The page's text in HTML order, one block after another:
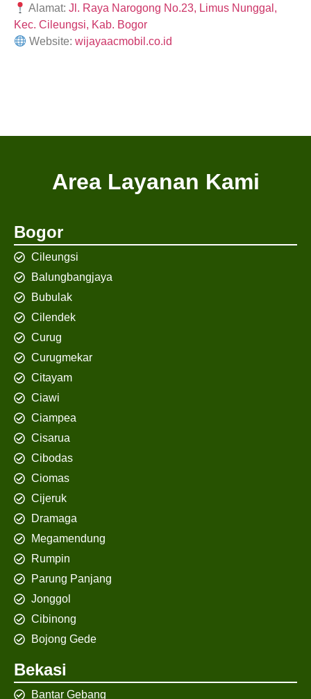
Alamat:Jl. Raya Narogong No.23, Limus Nunggal,
Kec. Cileungsi, Kab. Bogor
Website:wijayaacmobil.co.id
Area Layanan Kami
Bogor
Cileungsi
Balungbangjaya
Bubulak
Cilendek
Curug
Curugmekar
Citayam
Ciawi
Ciampea
Cisarua
Cibodas
Ciomas
Cijeruk
Dramaga
Megamendung
Rumpin
Parung Panjang
Jonggol
Cibinong
Bojong Gede
Bekasi
Bantar Gebang